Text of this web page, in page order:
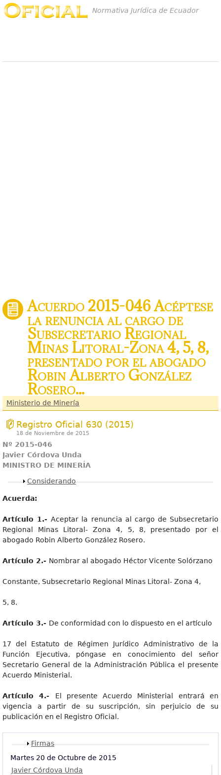
Normativa Jurídica de Ecuador
Acuerdo 2015-046 Acéptese
la renuncia al cargo de
Subsecretario Regional
Minas Litoral-Zona 4, 5, 8,
presentado por el abogado
Robin Alberto González
Rosero...
Ministerio de Minería
Registro Oficial 630 (2015)
18 de Noviembre de 2015
Nº 2015-046
Javier Córdova Unda
MINISTRO DE MINERÍA
Mostrar
Considerando
Acuerda:
Artículo 1.-Aceptar la renuncia al cargo de Subsecretario
Regional Minas Litoral- Zona 4, 5, 8, presentado por el
abogado Robin Alberto González Rosero.
Artículo 2.- Nombrar al abogado Héctor Vicente Solórzano
Constante, Subsecretario Regional Minas Litoral- Zona 4,
5, 8.
Artículo 3.- De conformidad con lo dispuesto en el artículo
17 del Estatuto de Régimen Jurídico Administrativo de la
Función Ejecutiva, póngase en conocimiento del señor
Secretario General de la Administración Pública el presente
Acuerdo Ministerial.
Artículo 4.- El presente Acuerdo Ministerial entrará en
vigencia a partir de su suscripción, sin perjuicio de su
publicación en el Registro Oficial.
Mostrar
Firmas
Martes 20 de Octubre de 2015
Javier Córdova Unda